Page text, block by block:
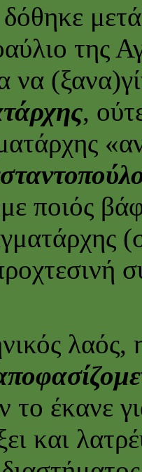
της
να
,
ποιός
λαός,
το έκανε
και